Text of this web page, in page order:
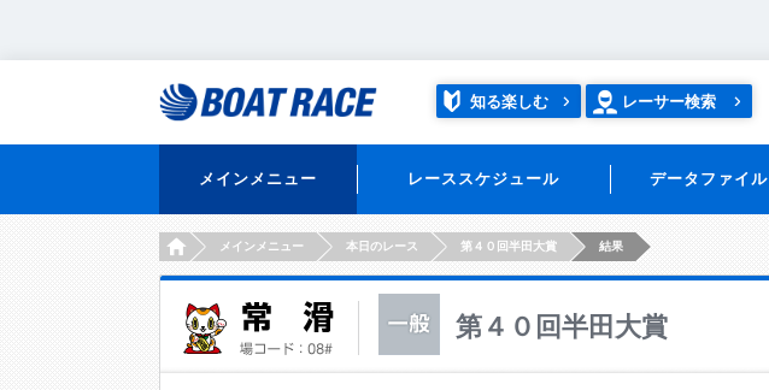
知る楽しむ レーサー検索
メインメニュー レーススケジュール データファイル
HOMEメインメニュー 本日のレース 第４０回半田大賞 結果
第４０回半田大賞